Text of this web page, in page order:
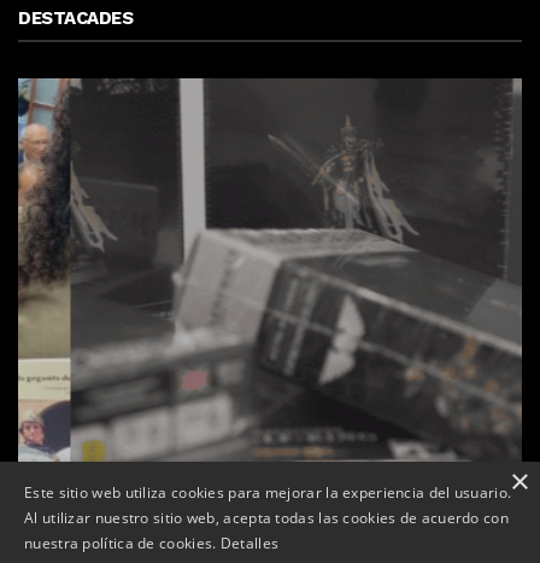
DESTACADES
La botiga L’K de Balaguer es converteix en nou punt
×
Este sitio web utiliza cookies para mejorar la experiencia del usuario.
Al utilizar nuestro sitio web, acepta todas las cookies de acuerdo con
nuestra política de cookies. Detalles